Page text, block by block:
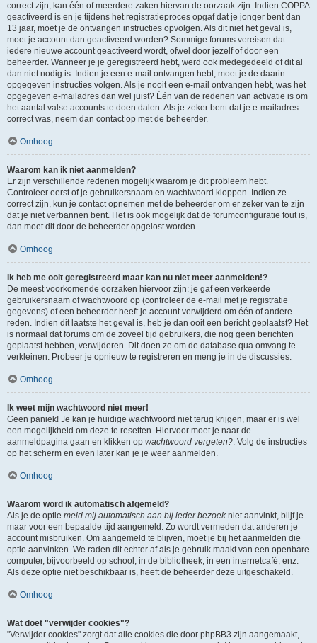
correct zijn, kan één of meerdere zaken hiervan de oorzaak zijn. Indien COPPA
geactiveerd is en je tijdens het registratieproces opgaf dat je jonger bent dan
13 jaar, moet je de ontvangen instructies opvolgen. Als dit niet het geval is,
moet je account dan geactiveerd worden? Sommige forums vereisen dat
iedere nieuwe account geactiveerd wordt, ofwel door jezelf of door een
beheerder. Wanneer je je geregistreerd hebt, werd ook medegedeeld of dit al
dan niet nodig is. Indien je een e-mail ontvangen hebt, moet je de daarin
opgegeven instructies volgen. Als je nooit een e-mail ontvangen hebt, was het
opgegeven e-mailadres dan wel juist? Één van de redenen van activatie is om
het aantal valse accounts te doen dalen. Als je zeker bent dat je e-mailadres
correct was, neem dan contact op met de beheerder.
Omhoog
Waarom kan ik niet aanmelden?
Er zijn verschillende redenen mogelijk waarom je dit probleem hebt.
Controleer eerst of je gebruikersnaam en wachtwoord kloppen. Indien ze
correct zijn, kun je contact opnemen met de beheerder om er zeker van te zijn
dat je niet verbannen bent. Het is ook mogelijk dat de forumconfiguratie fout is,
dan moet dit door de beheerder opgelost worden.
Omhoog
Ik heb me ooit geregistreerd maar kan nu niet meer aanmelden!?
De meest voorkomende oorzaken hiervoor zijn: je gaf een verkeerde
gebruikersnaam of wachtwoord op (controleer de e-mail met je registratie
gegevens) of een beheerder heeft je account verwijderd om één of andere
reden. Indien dit laatste het geval is, heb je dan ooit een bericht geplaatst? Het
is normaal dat forums om de zoveel tijd gebruikers, die nog geen berichten
geplaatst hebben, verwijderen. Dit doen ze om de database qua omvang te
verkleinen. Probeer je opnieuw te registreren en meng je in de discussies.
Omhoog
Ik weet mijn wachtwoord niet meer!
Geen paniek! Je kan je huidige wachtwoord niet terug krijgen, maar er is wel
een mogelijkheid om deze te resetten. Hiervoor moet je naar de
aanmeldpagina gaan en klikken op wachtwoord vergeten?. Volg de instructies
op het scherm en even later kan je je weer aanmelden.
Omhoog
Waarom word ik automatisch afgemeld?
Als je de optie meld mij automatisch aan bij ieder bezoekniet aanvinkt, blijf je
maar voor een bepaalde tijd aangemeld. Zo wordt vermeden dat anderen je
account misbruiken. Om aangemeld te blijven, moet je bij het aanmelden die
optie aanvinken. We raden dit echter af als je gebruik maakt van een openbare
computer, bijvoorbeeld op school, in de bibliotheek, in een internetcafé, enz.
Als deze optie niet beschikbaar is, heeft de beheerder deze uitgeschakeld.
Omhoog
Wat doet "verwijder cookies"?
"Verwijder cookies" zorgt dat alle cookies die door phpBB3 zijn aangemaakt,